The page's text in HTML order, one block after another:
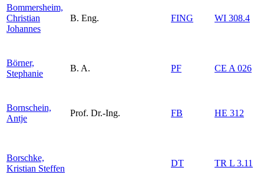
Bommersheim,
Christian
Johannes
B. Eng. FING WI 308.4
Börner,
Stephanie
B. A. PF CE A 026
Bornschein,
Antje
Prof. Dr.-Ing. FB HE 312
Borschke,
Kristian Steffen
DT TR L 3.11